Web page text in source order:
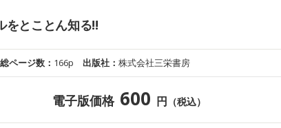
をとことん知る!!
総ページ数： 166p 出版社：株式会社三栄書房
電子版価格 600 円 （税込）